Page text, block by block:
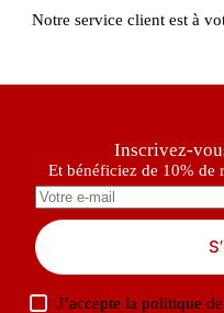
Notre service client est à
Inscrivez-
Et bénéficiez de 10% de
J’accepte lapolitique